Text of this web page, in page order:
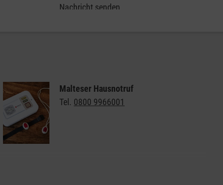
Nachricht senden
Malteser Hausnotruf
Tel. 0800 9966001